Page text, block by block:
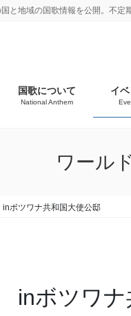
と地域の国歌情報を公開。不定
国歌について
National Anthem
イ
ワール
ボツワナ共和国大使公邸
ボツワナ